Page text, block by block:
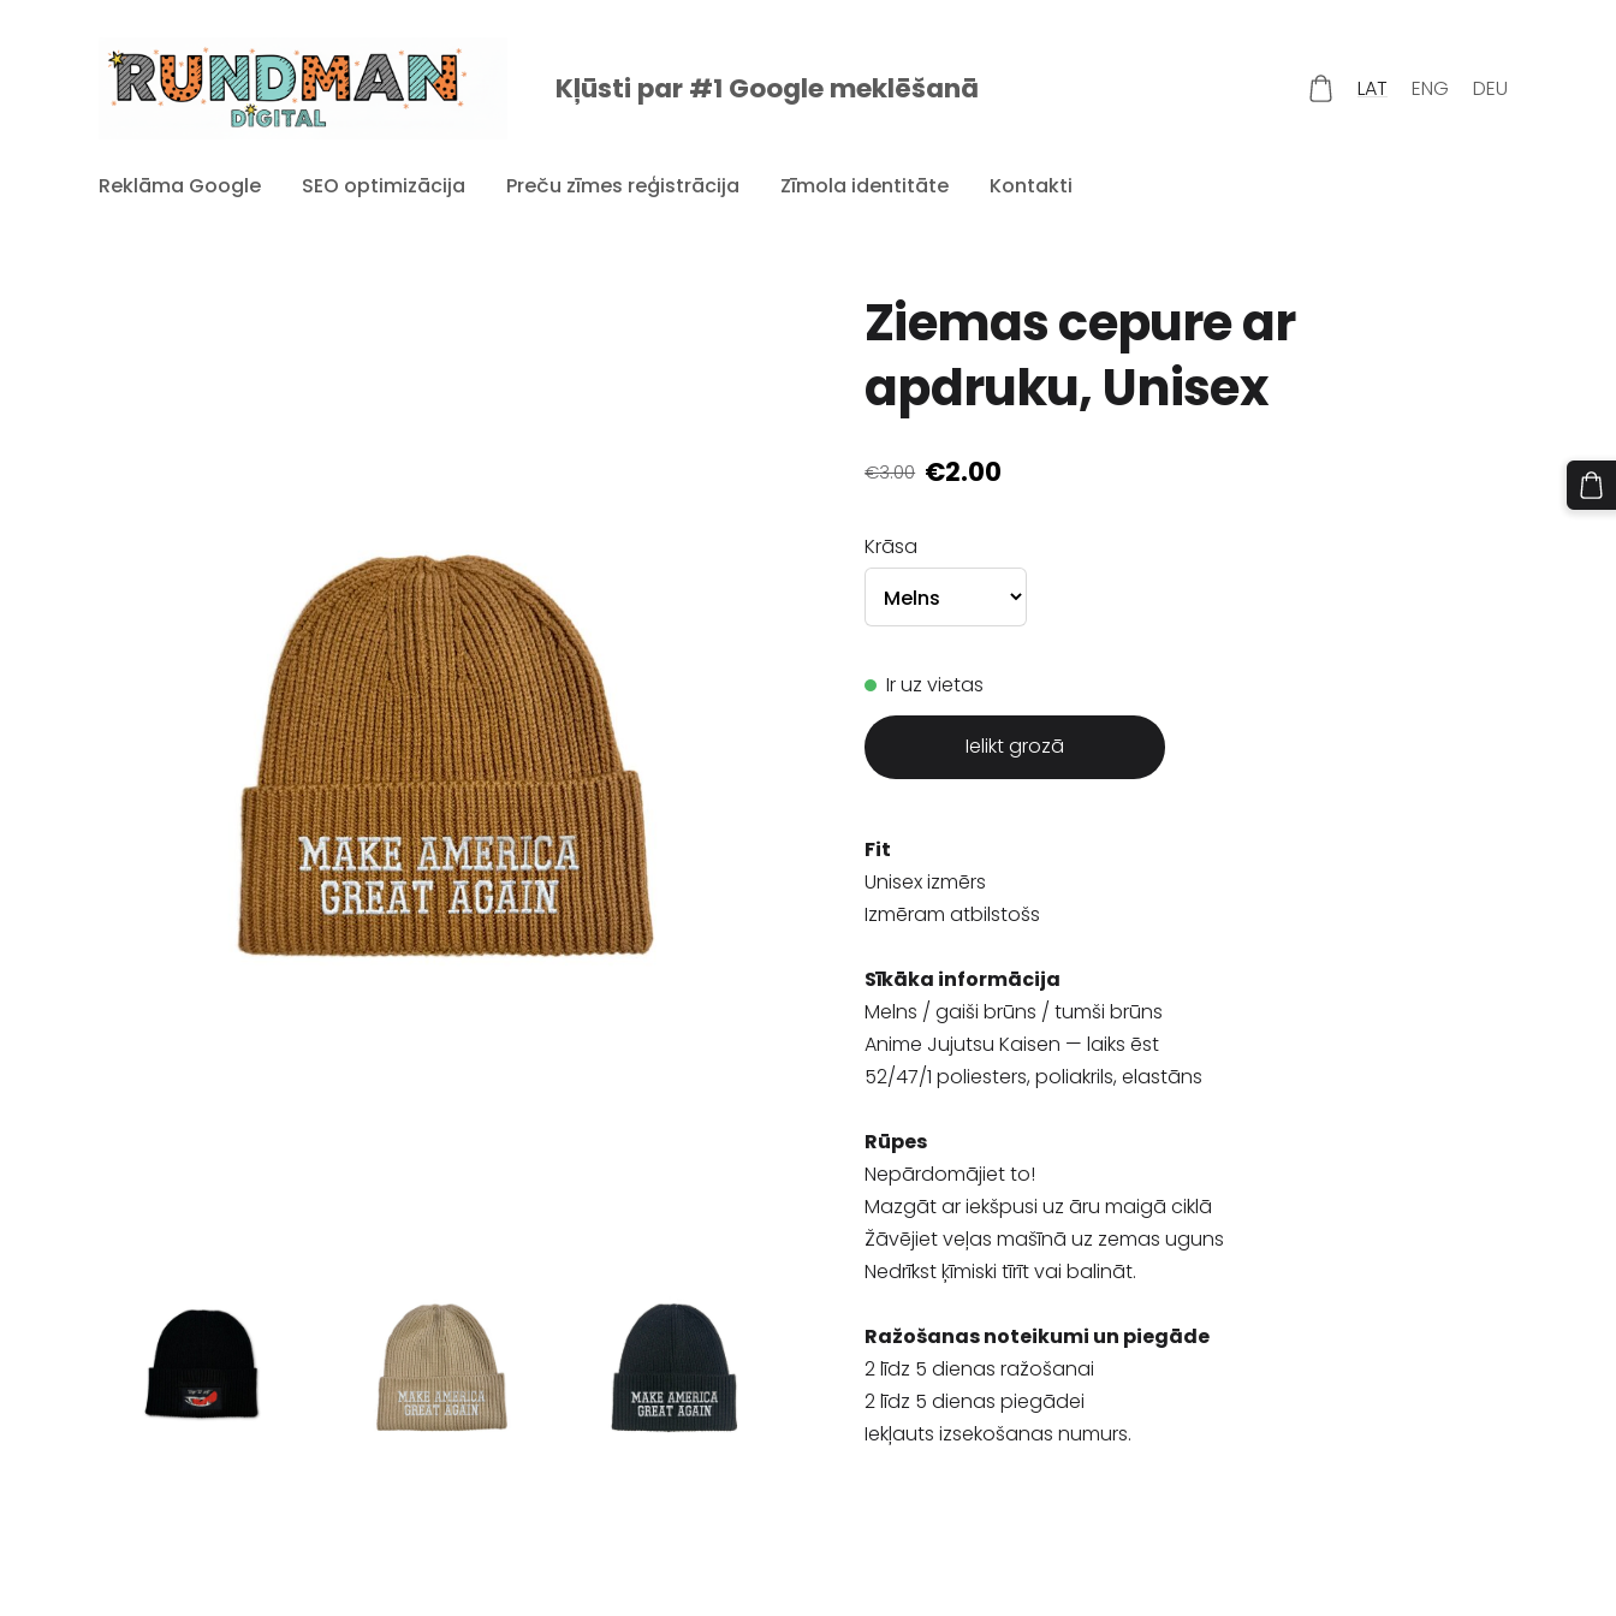
Kļūsti par #1 Google meklēšanā
Reklāma Google SEO optimizācija Preču zīmes reģistrācija Zīmola identitāte Kontakti
LAT ENG DEU
Ziemas cepure ar
apdruku, Unisex
€3.00 €2.00
Krāsa
Ir uz vietas
Ielikt grozā
Fit
Unisex izmērs
Izmēram atbilstošs
Sīkāka informācija
Melns / gaiši brūns / tumši brūns
Anime Jujutsu Kaisen — laiks ēst
52/47/1 poliesters, poliakrils, elastāns
Rūpes
Nepārdomājiet to!
Mazgāt ar iekšpusi uz āru maigā ciklā
Žāvējiet veļas mašīnā uz zemas uguns
Nedrīkst ķīmiski tīrīt vai balināt.
Ražošanas noteikumi un piegāde
2 līdz 5 dienas ražošanai
2 līdz 5 dienas piegādei
Iekļauts izsekošanas numurs.